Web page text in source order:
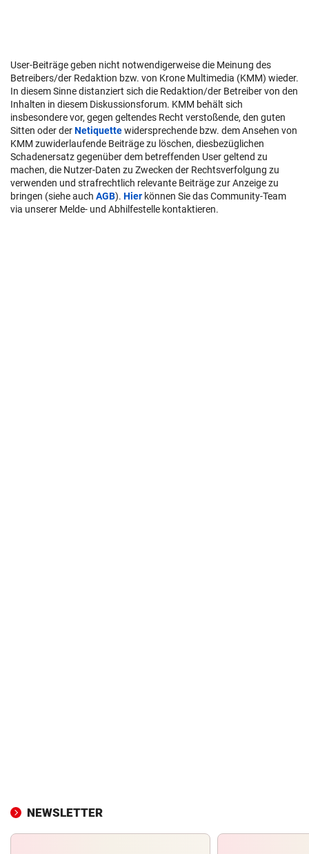
User-Beiträge geben nicht notwendigerweise die Meinung des
Betreibers/der Redaktion bzw. von Krone Multimedia (KMM) wieder.
In diesem Sinne distanziert sich die Redaktion/der Betreiber von den
Inhalten in diesem Diskussionsforum. KMM behält sich
insbesondere vor, gegen geltendes Recht verstoßende, den guten
Sitten oder derNetiquettewidersprechende bzw. dem Ansehen von
KMM zuwiderlaufende Beiträge zu löschen, diesbezüglichen
Schadenersatz gegenüber dem betreffenden User geltend zu
machen, die Nutzer-Daten zu Zwecken der Rechtsverfolgung zu
verwenden und strafrechtlich relevante Beiträge zur Anzeige zu
bringen (siehe auch AGB). Hier können Sie das Community-Team
via unserer Melde- und Abhilfestelle kontaktieren.
NEWSLETTER